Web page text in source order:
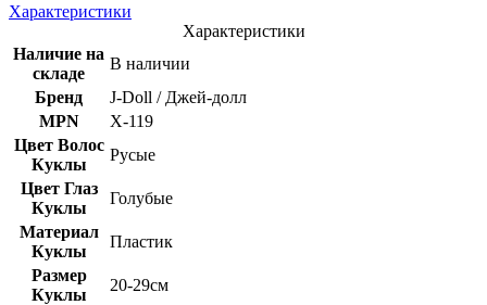
Характеристики
Характеристики
Наличие на
складе
В наличии
Бренд
J-Doll / Джей-долл
MPN
X-119
Цвет Волос
Куклы
Русые
Цвет Глаз
Куклы
Голубые
Материал
Куклы
Пластик
Размер
Куклы
20-29см